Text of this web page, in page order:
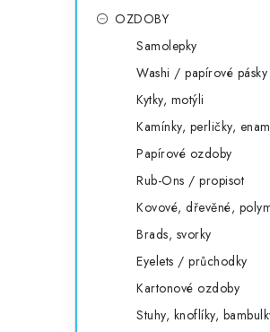
OZDOBY
Samolepky
Washi / papírové pásky
Kytky, motýli
Kamínky, perličky,
Papírové ozdoby
Rub-Ons / propisot
Kovové, dřevěné,
Brads, svorky
Eyelets / průchodky
Kartonové ozdoby
Stuhy, knoflíky,